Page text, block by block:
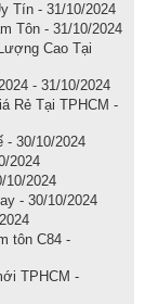
Tín - 31/10/2024
Tôn - 31/10/2024
Cao Tại
- 31/10/2024
Rẻ Tại TPHCM -
- 30/10/2024
2024
10/2024
- 30/10/2024
tôn C84 -
TPHCM -